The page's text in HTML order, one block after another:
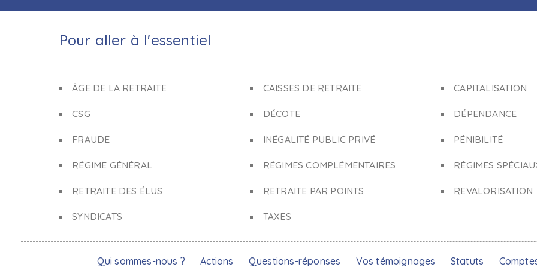
Pour aller à l'essentiel
ÂGE DE LA RETRAITE CAISSES DE RETRAITE CAPITALISATION
CSG DÉCOTE DÉPENDANCE
FRAUDE INÉGALITÉ PUBLIC PRIVÉ PÉNIBILITÉ
RÉGIME GÉNÉRAL RÉGIMES COMPLÉMENTAIRES RÉGIMES
RETRAITE DES ÉLUS RETRAITE PAR POINTS REVALORISATION
SYNDICATS TAXES
Qui sommes-nous ? Actions Questions-réponses Vos témoignages Statuts